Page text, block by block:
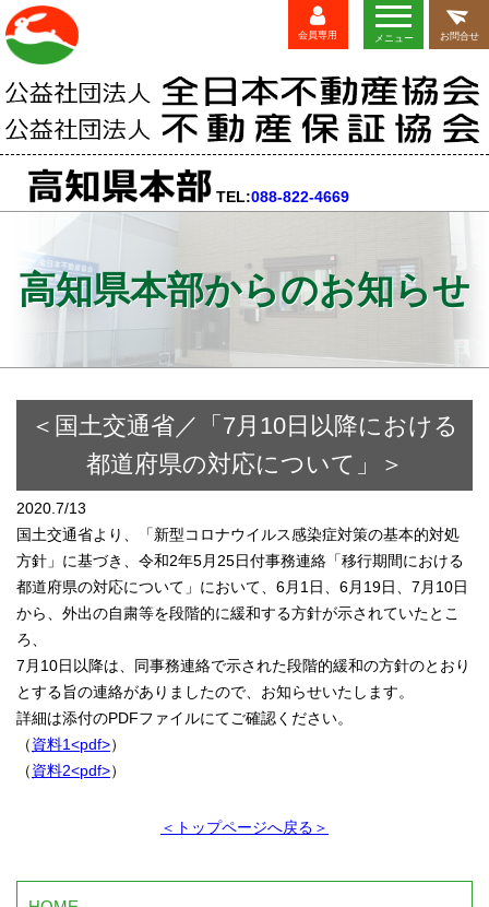
TEL:088-822-4669
会員専用 メニュー お問合せ
高知県本部からのお知らせ
＜国土交通省／「7月10日以降における
都道府県の対応について」＞
2020.7/13
国土交通省より、「新型コロナウイルス感染症対策の基本的対処
方針」に基づき、令和2年5月25日付事務連絡「移行期間における
都道府県の対応について」において、6月1日、6月19日、7月10日
から、外出の自粛等を段階的に緩和する方針が示されていたとこ
ろ、
7月10日以降は、同事務連絡で示された段階的緩和の方針のとおり
とする旨の連絡がありましたので、お知らせいたします。
詳細は添付のPDFファイルにてご確認ください。
（資料1<pdf>）
（資料2<pdf>）
＜トップページへ戻る＞